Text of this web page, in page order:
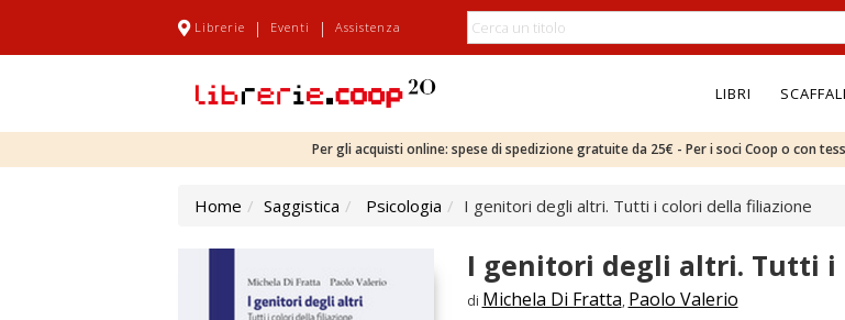
Librerie | Eventi | Assistenza
LIBRI SCAFFALI
Per gli acquisti online: spese di spedizione gratuite da 25€ - Per i soci Coop o con
Home Saggistica Psicologia I genitori degli altri. Tutti i colori della filiazione
I genitori degli altri. Tutti i
di Michela Di Fratta, Paolo Valerio